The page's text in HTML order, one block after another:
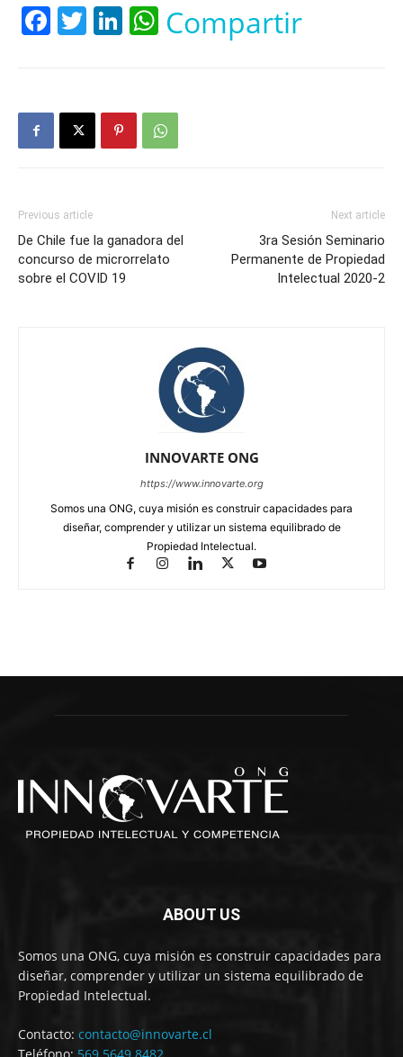
Facebook
Twitter
LinkedIn
WhatsApp
Compartir
Previous article
De Chile fue la ganadora del
concurso de microrrelato
sobre el COVID 19
Next article
3ra Sesión Seminario
Permanente de Propiedad
Intelectual 2020-2
INNOVARTE ONG
https://www.innovarte.org
Somos una ONG, cuya misión es construir capacidades para
diseñar, comprender y utilizar un sistema equilibrado de
Propiedad Intelectual.
ABOUT US
Somos una ONG, cuya misión es construir capacidades para
diseñar, comprender y utilizar un sistema equilibrado de
Propiedad Intelectual.
Contacto: contacto@innovarte.cl